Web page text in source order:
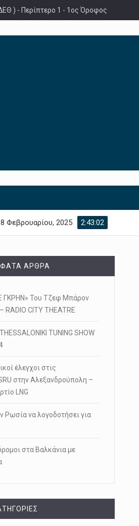
) - Περίπτερο 1 - 1ος Όροφος
2:43:03
Φεβρουαρίου, 2025
ΆΡΘΡΑ
ΓΚΡΗΝ» Του Τζεφ Μπάρον
CITY THEATRE
TUNING SHOW
έλεγχοι στις
στην Αλεξανδρούπολη –
LNG
Ρωσία να λογοδοτήσει για
στα Βαλκάνια με